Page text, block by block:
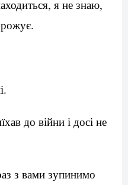
я не знаю,
до війни і досі не
з вами зупинимо